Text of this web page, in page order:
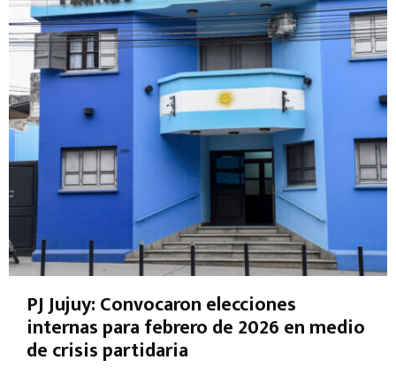
PJ Jujuy: Convocaron elecciones
internas para febrero de 2026 en medio
de crisis partidaria